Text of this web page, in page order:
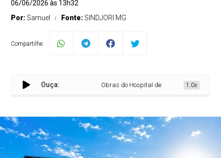
06/06/2026 às 13h32
Por: Samuel Fonte: SINDJORI MG
Compartilhe:
Ouça: Obras do Hospital de Sete Lagoas concluídas
1.0x